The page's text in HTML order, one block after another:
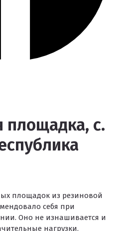
площадка, с.
площадок из резиновой
себя при
Оно не изнашивается и
нагрузки.